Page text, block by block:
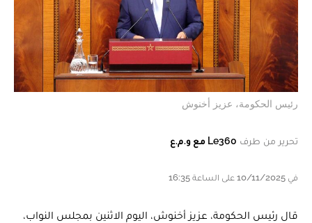
رئيس الحكومة، عزيز أخنوش
تحرير من طرف Le360 مع و.م.ع
في 10/11/2025 على الساعة 16:35
قال رئيس الحكومة، عزيز أخنوش، اليوم الاثنين بمجلس النواب،